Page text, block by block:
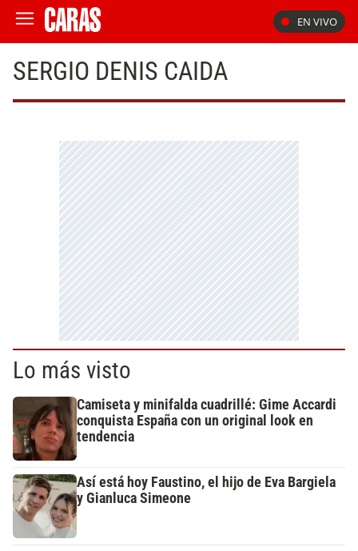
EN VIVO
SERGIO DENIS CAIDA
Lo más visto
Camiseta y minifalda cuadrillé: Gime Accardi
conquista España con un original look en
tendencia
Así está hoy Faustino, el hijo de Eva Bargiela
y Gianluca Simeone